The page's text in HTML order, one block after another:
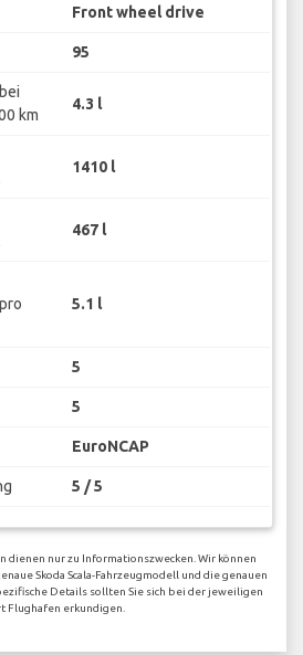
Front wheel drive
95
km
4.3 l
1410 l
467 l
5.1 l
5
5
EuroNCAP
5 / 5
dienen nur zu Informationszwecken. Wir können
Skoda Scala-Fahrzeugmodell und die genauen
Details sollten Sie sich bei der jeweiligen
erkundigen.